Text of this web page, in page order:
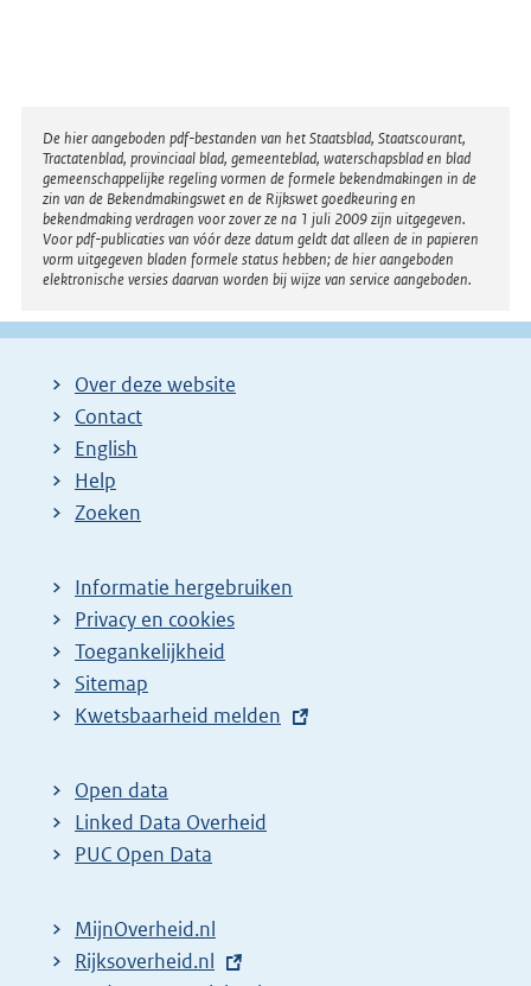
Disclaimer
De hier aangeboden pdf-bestanden van het Staatsblad, Staatscourant,
Tractatenblad, provinciaal blad, gemeenteblad, waterschapsblad en blad
gemeenschappelijke regeling vormen de formele bekendmakingen in de
zin van de Bekendmakingswet en de Rijkswet goedkeuring en
bekendmaking verdragen voor zover ze na 1 juli 2009 zijn uitgegeven.
Voor pdf-publicaties van vóór deze datum geldt dat alleen de in papieren
vorm uitgegeven bladen formele status hebben; de hier aangeboden
elektronische versies daarvan worden bij wijze van service aangeboden.
Over deze website
Contact
English
Help
Zoeken
Informatie hergebruiken
Privacy en cookies
Toegankelijkheid
Sitemap
E
t
e
r
l
i
Kwetsbaarheid melden
Open data
Linked Data Overheid
PUC Open Data
MijnOverheid.nl
E
Rijksoverheid.nl